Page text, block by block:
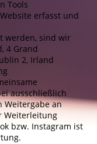
Tools
erfasst und
werden, sind wir
4 Grand
2, Irland
ausschließlich
Weitergabe an
Weiterleitung
bzw. Instagram ist